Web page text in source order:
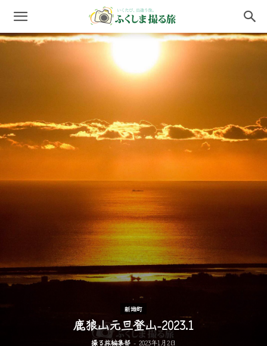
新地町
鹿狼山元旦登山-2023.1
撮る旅編集部 - 2023年1月2日